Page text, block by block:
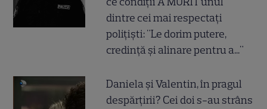
dintre cei mai respectați
polițiști: "Le dorim putere,
credință și alinare pentru a..."
Daniela și Valentin, în pragul
despărțirii? Cei doi s-au strâns